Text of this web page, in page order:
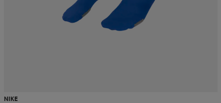
NIKE